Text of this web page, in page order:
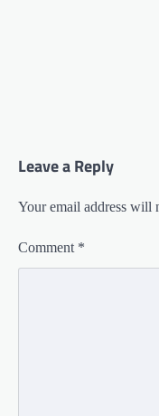
Leave a Reply
Your email address will
Comment *